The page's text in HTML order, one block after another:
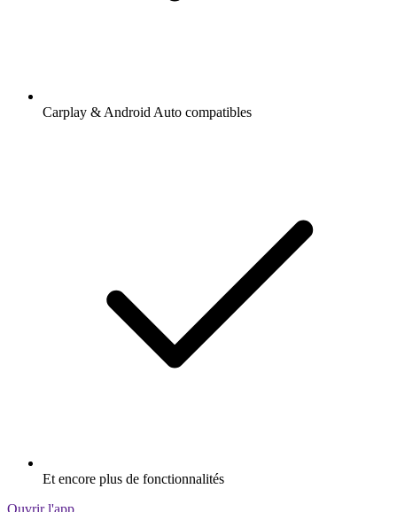
Carplay & Android Auto compatibles
Et encore plus de fonctionnalités